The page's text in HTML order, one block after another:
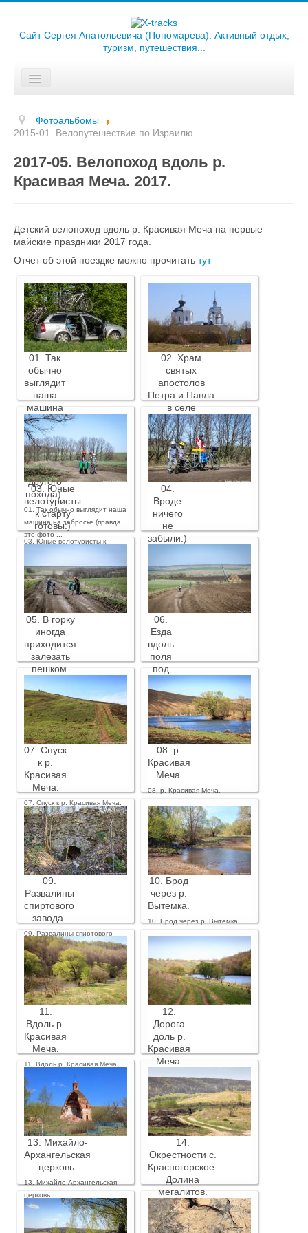
Сайт Сергея Анатольевича (Пономарева). Активный отдых,
туризм, путешествия...
Отчеты
Треки
Карты
Фотоальбомы
О сайте
Фотоальбомы
2015-01. Велопутешествие по Израилю.
2017-05. Велопоход вдоль р.
Красивая Меча. 2017.
Детский велопоход вдоль р. Красивая Меча на первые
майские праздники 2017 года.
Отчет об этой поездке можно прочитать тут
01. Так
обычно
выглядит
наша
машина
на
заброске
(правда
это фото
из
другого
похода).
01. Так обычно выглядит наша
машина на заброске (правда
это фото ...
02. Храм
святых
апостолов
Петра и Павла
в селе
Новокрасивое.
02. Храм святых апостолов
Петра и Павла в селе
Новокрасивое.
03. Юные
велотуристы
к старту
готовы:)
03. Юные велотуристы к
04.
Вроде
ничего
не
забыли:)
05. В горку
иногда
приходится
залезать
пешком.
05. В горку иногда приходится
залезать пешком.
06.
Езда
вдоль
поля
под
горку.
06. Езда вдоль поля под горку.
07. Спуск
к р.
Красивая
Меча.
07. Спуск к р. Красивая Меча.
08. р.
Красивая
Меча.
08. р. Красивая Меча.
09.
Развалины
спиртового
завода.
09. Развалины спиртового
завода.
10. Брод
через р.
Вытемка.
10. Брод через р. Вытемка.
11.
Вдоль р.
Красивая
Меча.
11. Вдоль р. Красивая Меча.
12.
Дорога
доль р.
Красивая
Меча.
12. Дорога доль р. Красивая
Меча.
13. Михайло-
Архангельская
церковь.
13. Михайло-Архангельская
церковь.
14.
Окрестности с.
Красногорское.
Долина
мегалитов.
14. Окрестности с.
Красногорское. Долина